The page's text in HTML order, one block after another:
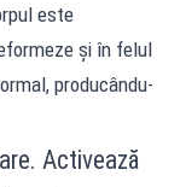
este
și în felul
producându-
Activează